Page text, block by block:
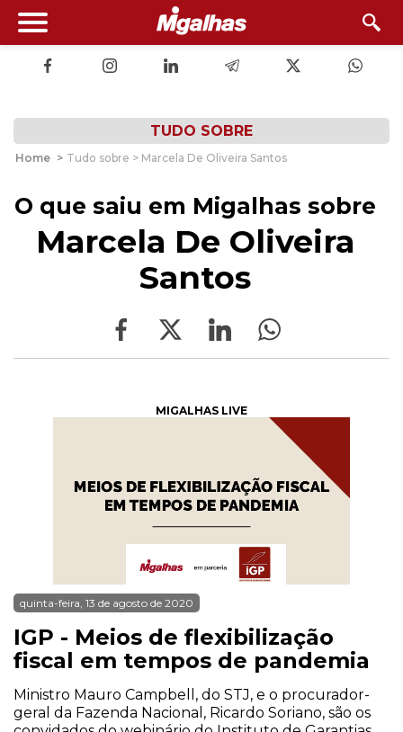
TUDO SOBRE
Home > Tudo sobre > Marcela De Oliveira Santos
O que saiu em Migalhas sobre
Marcela De Oliveira
Santos
MIGALHAS LIVE
quinta-feira, 13 de agosto de 2020
IGP - Meios de flexibilização
fiscal em tempos de pandemia
Ministro Mauro Campbell, do STJ, e o procurador-
geral da Fazenda Nacional, Ricardo Soriano, são os